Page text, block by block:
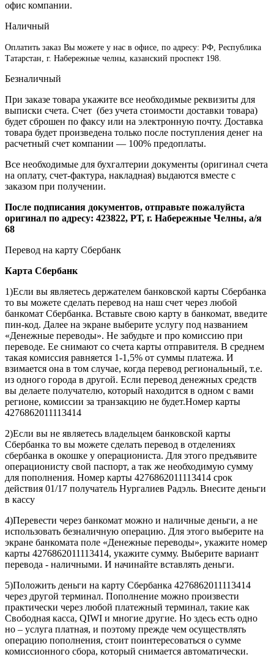
офис компании.
Наличный
Оплатить заказ Вы можете у нас в офисе, по адресу: РФ, Республика
Татарстан, г. Набережные челны, казанский проспект 198.
Безналичный
При заказе товара укажите все необходимые реквизиты для
выписки счета. Счет (без учета стоимости доставки товара)
будет сброшен по факсу или на электронную почту. Доставка
товара будет произведена только после поступления денег на
расчетный счет компании — 100% предоплаты.
Все необходимые для бухгалтерии документы (оригинал счета
на оплату, счет-фактура, накладная) выдаются вместе с
заказом при получении.
После подписания документов, отправьте пожалуйста
оригинал по адресу: 423822, РТ, г. Набережные Челны, а/я
68
Перевод на карту Сбербанк
Карта Сбербанк
1)Если вы являетесь держателем банковской карты Сбербанка
то вы можете сделать перевод на наш счет через любой
банкомат Сбербанка. Вставьте свою карту в банкомат, введите
пин-код. Далее на экране выберите услугу под названием
«Денежные переводы». Не забудьте и про комиссию при
переводе. Ее снимают со счета карты отправителя. В среднем
такая комиссия равняется 1-1,5% от суммы платежа. И
взимается она в том случае, когда перевод региональный, т.е.
из одного города в другой. Если перевод денежных средств
вы делаете получателю, который находится в одном с вами
регионе, комиссии за транзакцию не будет.Номер карты
4276862011113414
2)Если вы не являетесь владельцем банковской карты
Сбербанка то вы можете сделать перевод в отделениях
сбербанка в окошке у операциониста. Для этого предъявите
операционисту свой паспорт, а так же необходимую сумму
для пополнения. Номер карты 4276862011113414 срок
действия 01/17 получатель Нургалиев Радэль. Внесите деньги
в кассу
4)Перевести через банкомат можно и наличные деньги, а не
использовать безналичную операцию. Для этого выберите на
экране банкомата поле «Денежные переводы», укажите номер
карты 4276862011113414, укажите сумму. Выберите вариант
перевода - наличными. И начинайте вставлять деньги.
5)Положить деньги на карту Сбербанка 4276862011113414
через другой терминал. Пополнение можно произвести
практически через любой платежный терминал, такие как
Свободная касса, QIWI и многие другие. Но здесь есть одно
но – услуга платная, и поэтому прежде чем осуществлять
операцию пополнения, стоит поинтересоваться о сумме
комиссионного сбора, который снимается автоматически.